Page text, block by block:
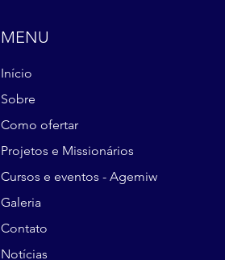
MENU
Início
Sobre
Como ofertar
Projetos e Missionários
Cursos e eventos - Agemiw
Galeria
Contato
Notícias